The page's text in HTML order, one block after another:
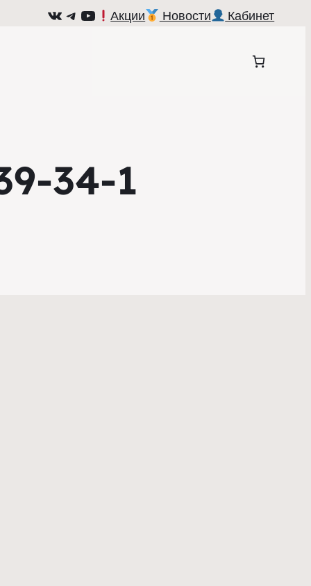
ВКонтакте
Telegram
YouTube
Акции Новости Кабинет
34-1